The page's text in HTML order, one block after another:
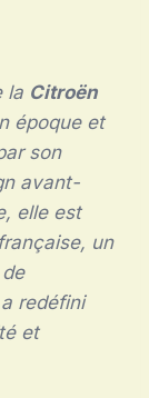
la Citroën
époque et
son
avant-
elle est
un
redéfini
et